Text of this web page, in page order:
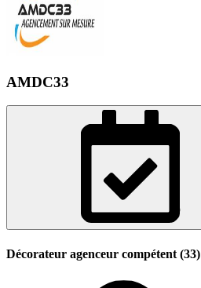
AMDC33
Décorateur agenceur compétent (33)